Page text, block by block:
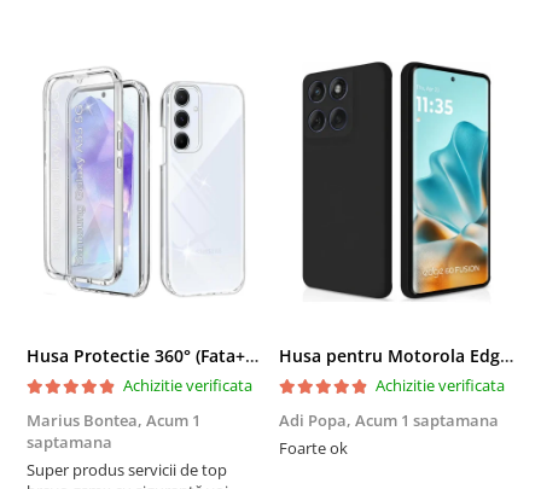
Husa Protectie 360° (Fata+Spate) compatibila Samsung Galaxy A55 5G, Transparanta, Protectie Completa
Achizitie verificata
Marius Bontea, Acum 1
saptamana
Super produs servicii de top
Husa pentru Motorola Edge 60 Fusion din sIlicon catifelat cu interior din microfibra si protectie la camere - Negru
Achizitie verificata
Adi Popa, Acum 1 saptamana
Foarte ok